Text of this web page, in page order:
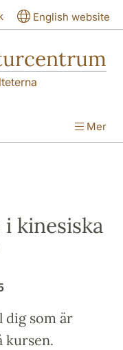
English website
Mer
kinesiska
dig som är
kursen.